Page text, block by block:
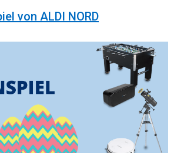
von ALDI NORD